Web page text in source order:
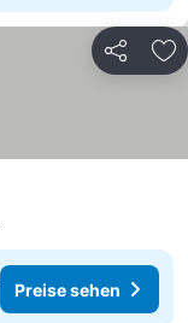
Teilen
Preise sehen